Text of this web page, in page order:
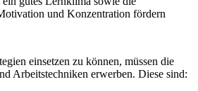
und Konzentration fördern
einsetzen zu können, müssen die
Arbeitstechniken erwerben. Diese sind: